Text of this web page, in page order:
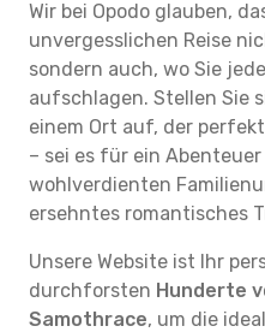
Wir bei Opodo glauben,
unvergesslichen Reise
sondern auch, wo Sie
aufschlagen. Stellen Sie
einem Ort auf, der
– sei es für ein
wohlverdienten
ersehntes romantisches
Unsere Website ist Ihr
durchforsten Hunderte
Samothrace, um die